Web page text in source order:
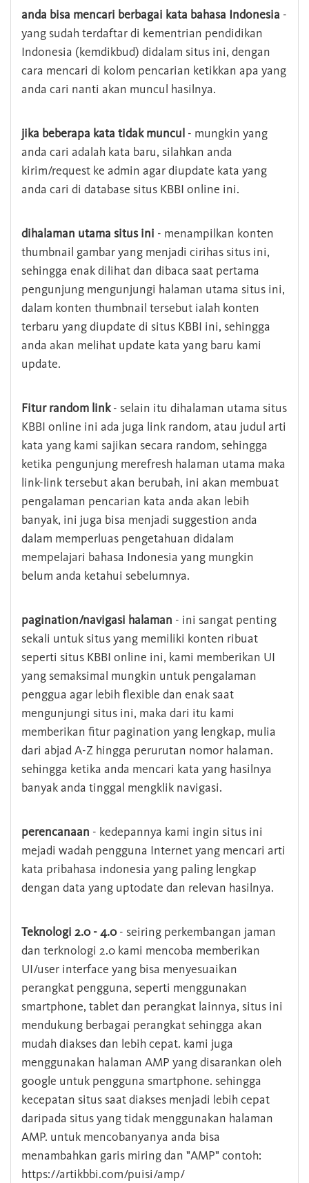
anda bisa mencari berbagai kata bahasa Indonesia -
yang sudah terdaftar di kementrian pendidikan
Indonesia (kemdikbud) didalam situs ini, dengan
cara mencari di kolom pencarian ketikkan apa yang
anda cari nanti akan muncul hasilnya.
jika beberapa kata tidak muncul - mungkin yang
anda cari adalah kata baru, silahkan anda
kirim/request ke admin agar diupdate kata yang
anda cari di database situs KBBI online ini.
dihalaman utama situs ini - menampilkan konten
thumbnail gambar yang menjadi cirihas situs ini,
sehingga enak dilihat dan dibaca saat pertama
pengunjung mengunjungi halaman utama situs ini,
dalam konten thumbnail tersebut ialah konten
terbaru yang diupdate di situs KBBI ini, sehingga
anda akan melihat update kata yang baru kami
update.
Fitur random link- selain itu dihalaman utama situs
KBBI online ini ada juga link random, atau judul arti
kata yang kami sajikan secara random, sehingga
ketika pengunjung merefresh halaman utama maka
link-link tersebut akan berubah, ini akan membuat
pengalaman pencarian kata anda akan lebih
banyak, ini juga bisa menjadi suggestion anda
dalam memperluas pengetahuan didalam
mempelajari bahasa Indonesia yang mungkin
belum anda ketahui sebelumnya.
pagination/navigasi halaman - ini sangat penting
sekali untuk situs yang memiliki konten ribuat
seperti situs KBBI online ini, kami memberikan UI
yang semaksimal mungkin untuk pengalaman
penggua agar lebih flexible dan enak saat
mengunjungi situs ini, maka dari itu kami
memberikan fitur pagination yang lengkap, mulia
dari abjad A-Z hingga perurutan nomor halaman.
sehingga ketika anda mencari kata yang hasilnya
banyak anda tinggal mengklik navigasi.
perencanaan - kedepannya kami ingin situs ini
mejadi wadah pengguna Internet yang mencari arti
kata pribahasa indonesia yang paling lengkap
dengan data yang uptodate dan relevan hasilnya.
Teknologi 2.0 - 4.0- seiring perkembangan jaman
dan terknologi 2.0 kami mencoba memberikan
UI/user interface yang bisa menyesuaikan
perangkat pengguna, seperti menggunakan
smartphone, tablet dan perangkat lainnya, situs ini
mendukung berbagai perangkat sehingga akan
mudah diakses dan lebih cepat. kami juga
menggunakan halaman AMP yang disarankan oleh
google untuk pengguna smartphone. sehingga
kecepatan situs saat diakses menjadi lebih cepat
daripada situs yang tidak menggunakan halaman
AMP. untuk mencobanyanya anda bisa
menambahkan garis miring dan "AMP" contoh:
https://artikbbi.com/puisi/amp/